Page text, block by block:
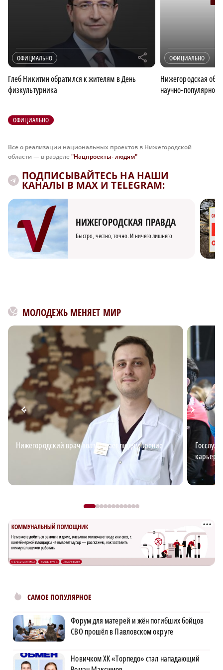
ОФИЦИАЛЬНО r
Глеб Никитин обратился к жителям в День
физкультурника
ОФИЦИАЛЬНО
Нижегородская
научно-
ОФИЦИАЛЬНО
Все о реализации национальных проектов в Нижегородской
области — в разделе"Нацпроекты- людям"
ПОДПИСЫВАЙТЕСЬ НА НАШИ
КАНАЛЫ В MAX И TELEGRAM:
НИЖЕГОРОДСКАЯ ПРАВДА
Быстро, честно, точно. И ничего лишнего
МОЛОДЕЖЬ МЕНЯЕТ МИР
Нижегородский врач возвращает людям зрение
САМОЕ ПОПУЛЯРНОЕ
Форум для матерей и жён погибших бойцов
СВО прошёл в Павловском округе
Новичком ХК «Торпедо» стал нападающий